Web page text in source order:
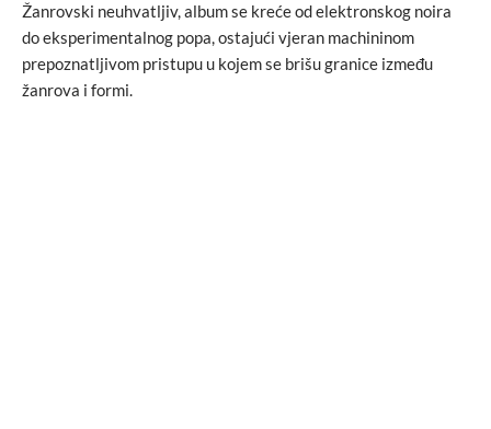
Žanrovski neuhvatljiv, album se kreće od elektronskog noira
do eksperimentalnog popa, ostajući vjeran machininom
prepoznatljivom pristupu u kojem se brišu granice između
žanrova i formi.